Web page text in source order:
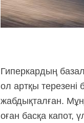
Гиперкардың
ол артқы терезені
жабдықталған.
оған басқа капот,